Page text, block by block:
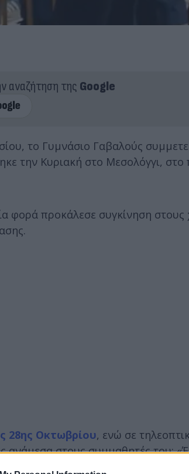
αναζήτηση της Google
το Γυμνάσιο Γαβαλούς
την Κυριακή στο Μεσολόγγι, στο
φορά προκάλεσε συγκίνηση στους
28ης Οκτωβρίου, ενώ σε
ανάμεσα στους συμμαθητές του:
μεγάλη χαρά. Έβγαλα